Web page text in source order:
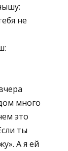
не
много
это
ты
А я ей